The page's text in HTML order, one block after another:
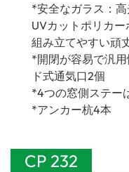
*安全なガラス：
UVカットポリカー
組み立てやすい頑
*開閉が容易で汎
ド式通気口2個
*4つの窓側ステー
*アンカー杭4本
CP 232